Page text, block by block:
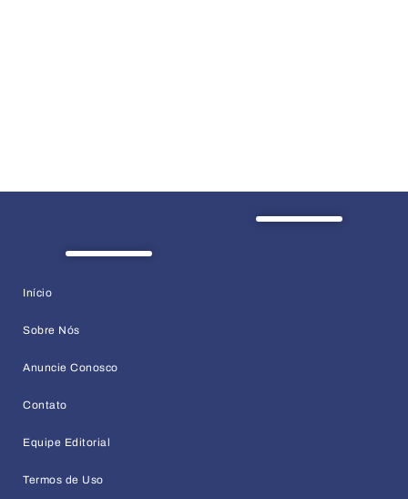
Início
Sobre Nós
Anuncie Conosco
Contato
Equipe Editorial
Termos de Uso